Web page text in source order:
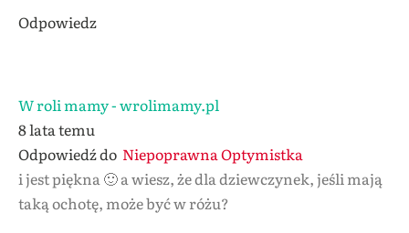
Odpowiedz
W roli mamy - wrolimamy.pl
8 lata temu
Odpowiedź do Niepoprawna Optymistka
i jest piękna 🙂 a wiesz, że dla dziewczynek, jeśli mają
taką ochotę, może być w różu?